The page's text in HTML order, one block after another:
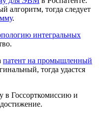
алгоритм, тогда следует
.
интегральных
патент на промышленный
тогда удастся
в Госсорткомиссию и